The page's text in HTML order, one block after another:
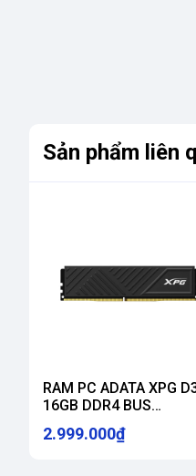
Sản phẩm liên
RAM PC ADATA XPG
16GB DDR4 BUS
3200MHz (BLACK)
(AX4U320016G16A-
2.999.000₫